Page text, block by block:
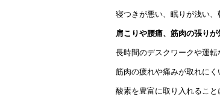
寝つきが悪い、眠りが浅い
肩こりや腰痛、筋肉の張りが
長時間のデスクワークや運
筋肉の疲れや痛みが取れにく
酸素を豊富に取り入れるこ